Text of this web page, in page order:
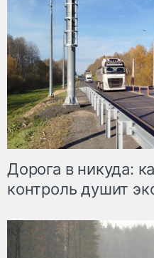
Дорога в никуда:
контроль душит